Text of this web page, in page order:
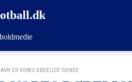
ER VORES DØDELIGE FJENDE